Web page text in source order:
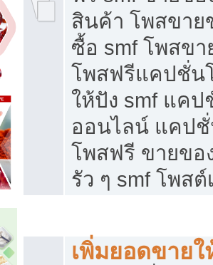
สินค้า โพสขาย
ซื้อ smf โพสข
โพสฟรีแคปชั่น
ให้ปัง smf แค
ออนไลน์ แคป
โพสฟรี ขายขอ
รัว ๆ smf โพส
เพิ่มยอดขายใ